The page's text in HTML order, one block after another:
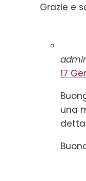
Grazie e
17
una